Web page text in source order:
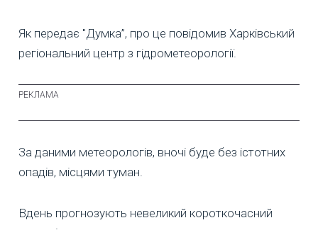
Як передає "Думка”, про це повідомив Харківський
регіональний центр з гідрометеорології.
За даними метеорологів, вночі буде без істотних
опадів, місцями туман.
Вдень прогнозують невеликий короткочасний